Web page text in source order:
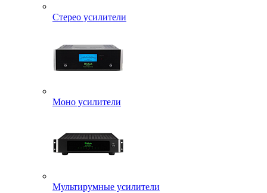
Стерео усилители
Моно усилители
Мультирумные усилители